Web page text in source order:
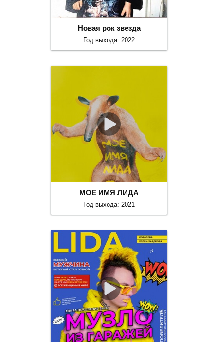
Новая рок звезда
Год выхода: 2022
МОЕ ИМЯ ЛИДА
Год выхода: 2021